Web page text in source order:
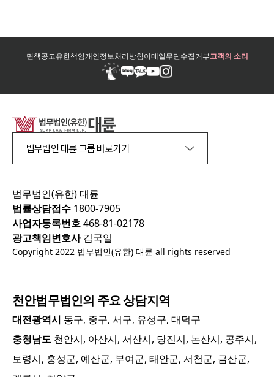
면책공고유한책임개인정보처리방침이메일무단수집거부고객의 소리
법무법인 대륜 그룹 바로가기
법무법인(유한) 대륜
법률상담접수 1800-7905
사업자등록번호468-81-02178
광고책임변호사김국일
Copyright 2022 법무법인(유한) 대륜 all rights reserved
천안법무법인의 주요 상담지역
대전광역시 동구, 중구, 서구, 유성구, 대덕구
충청남도 천안시, 아산시, 서산시, 당진시, 논산시, 공주시,
보령시, 홍성군, 예산군, 부여군, 태안군, 서천군, 금산군,